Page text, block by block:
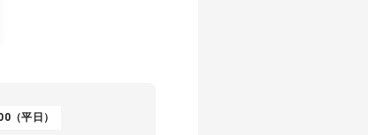
（平日）